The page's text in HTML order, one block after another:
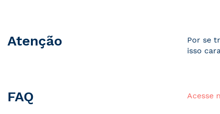
Atenção
Por se
isso
FAQ Acesse